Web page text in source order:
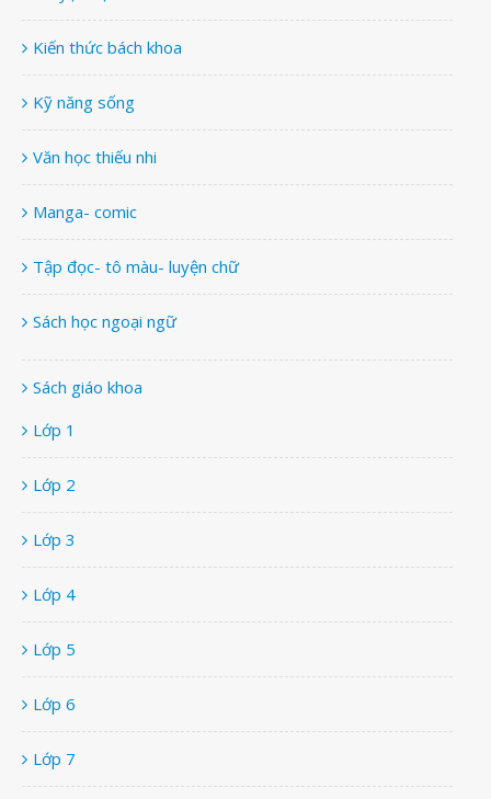
Kiến thức bách khoa
Kỹ năng sống
Văn học thiếu nhi
Manga- comic
Tập đọc- tô màu- luyện chữ
Sách học ngoại ngữ
Sách giáo khoa
Lớp 1
Lớp 2
Lớp 3
Lớp 4
Lớp 5
Lớp 6
Lớp 7